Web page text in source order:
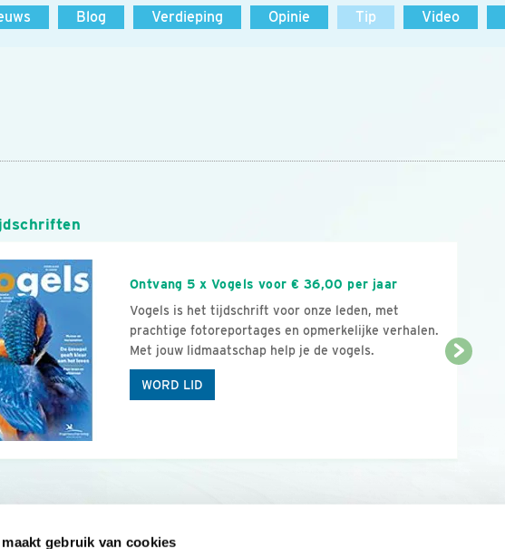
gebruik van cookies
Blog Verdieping Opinie Tip Video
Ontvang 5 x Vogels voor € 36,00 per jaar
Vogels is het tijdschrift voor onze leden, met
prachtige fotoreportages en opmerkelijke verhalen.
Met jouw lidmaatschap help je de vogels.
WORD LID